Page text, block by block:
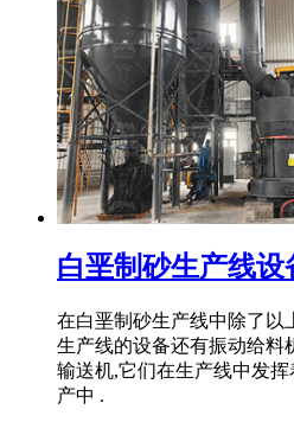
白垩制砂生产线设
在白垩制砂生产线中除了以
生产线的设备还有振动给料
输送机,它们在生产线中发
产中 .